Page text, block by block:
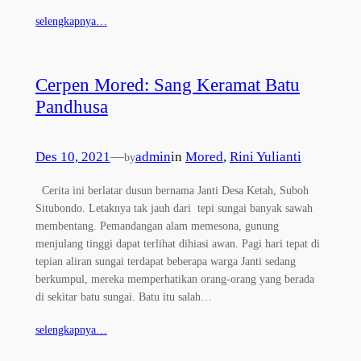
selengkapnya…
Cerpen Mored: Sang Keramat Batu
Pandhusa
Des 10, 2021—byadminin Mored, Rini Yulianti
Cerita ini berlatar dusun bernama Janti Desa Ketah, Suboh
Situbondo. Letaknya tak jauh dari tepi sungai banyak sawah
membentang. Pemandangan alam memesona, gunung
menjulang tinggi dapat terlihat dihiasi awan. Pagi hari tepat di
tepian aliran sungai terdapat beberapa warga Janti sedang
berkumpul, mereka memperhatikan orang-orang yang berada
di sekitar batu sungai. Batu itu salah…
selengkapnya…